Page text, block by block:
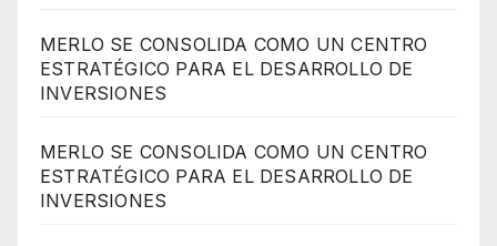
MERLO SE CONSOLIDA COMO UN CENTRO
ESTRATÉGICO PARA EL DESARROLLO DE
INVERSIONES
MERLO SE CONSOLIDA COMO UN CENTRO
ESTRATÉGICO PARA EL DESARROLLO DE
INVERSIONES